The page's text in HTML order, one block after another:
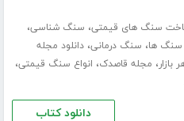
سنگ های قیمتی، سنگ شناسی،
سنگ ها، سنگ درمانی،دانلود مجله
بازار، مجله قاصدک، انواع سنگ قیمتی،
دانلود کتاب